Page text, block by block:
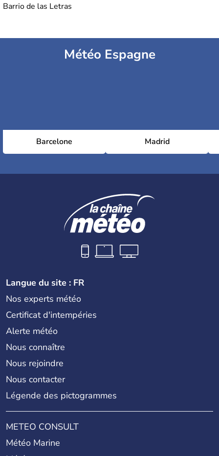
Barrio de las Letras
Météo Espagne
Barcelone Madrid
Langue du site : FR
Nos experts météo
Certificat d'intempéries
Alerte météo
Nous connaître
Nous rejoindre
Nous contacter
Légende des pictogrammes
METEO CONSULT
Météo Marine